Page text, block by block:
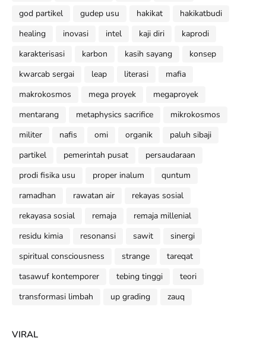
god partikel
gudep usu hakikat
hakikatbudi
healing
inovasi intel kaji diri
kaprodi
karakterisasi
karbon kasih sayang
konsep
kwarcab sergai
leap literasi
mafia
makrokosmos
mega proyek
megaproyek
mentarang
metaphysics sacrifice
mikrokosmos
militer
nafis omi organik
paluh sibaji
partikel
pemerintah pusat
persaudaraan
prodi fisika usu
proper inalum
quntum
ramadhan
rawatan air
rekayas sosial
rekayasa sosial
remaja
remaja millenial
residu kimia
resonansi sawit
sinergi
spiritual consciousness
strange
tareqat
tasawuf kontemporer
tebing tinggi
teori
transformasi limbah
up grading zauq
VIRAL